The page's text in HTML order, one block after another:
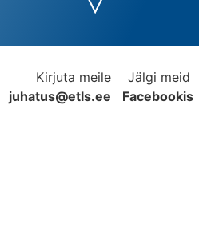
Kirjuta meile
juhatus@etls.ee
Jälgi meid
Facebookis